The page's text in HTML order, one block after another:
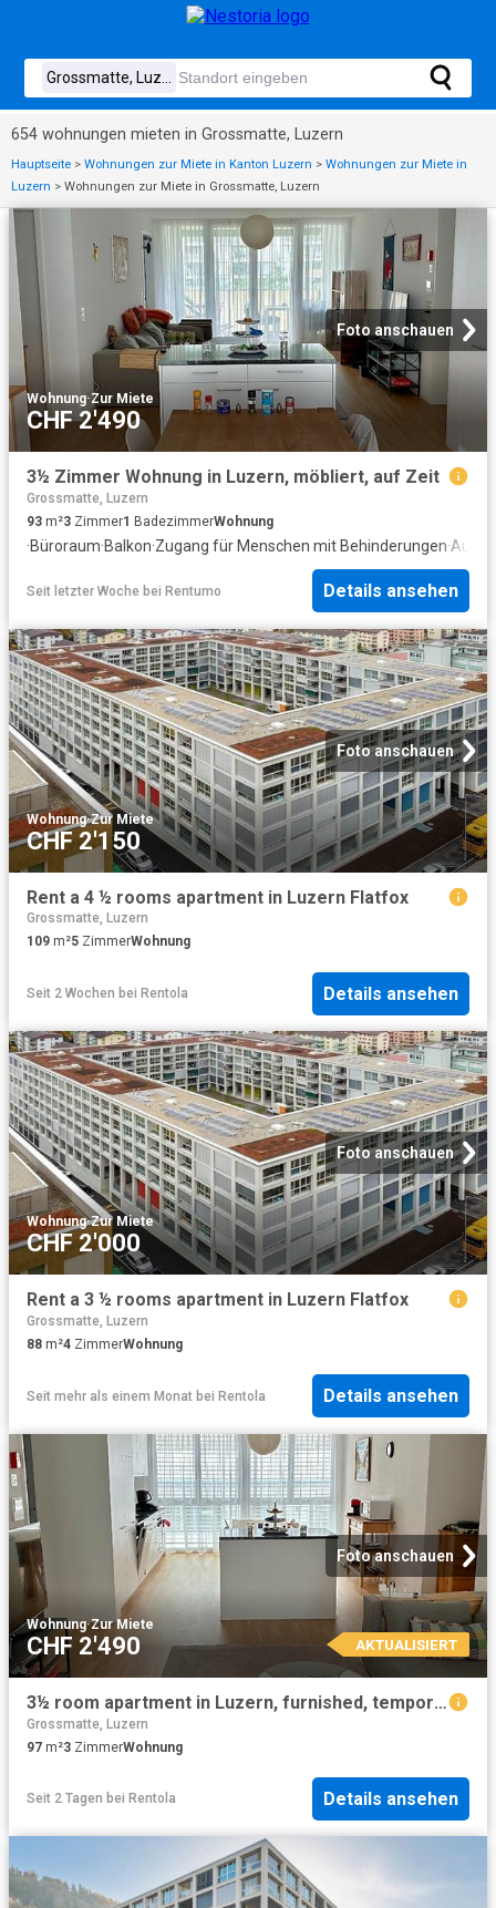
654 wohnungen mieten in Grossmatte, Luzern
Hauptseite > Wohnungen zur Miete in Kanton Luzern > Wohnungen zur Miete in
Luzern > Wohnungen zur Miete in Grossmatte, Luzern
Foto anschauen
Wohnung·Zur Miete
CHF 2'490
3½ Zimmer Wohnung in Luzern, möbliert, auf Zeit
Grossmatte, Luzern
93 m²3 Zimmer1 BadezimmerWohnung
·Büroraum·Balkon·Zugang für Menschen mit Behinderungen·
Seit letzter Woche bei Rentumo Details ansehen
Foto anschauen
Wohnung·Zur Miete
CHF 2'150
Rent a 4 ½ rooms apartment in Luzern Flatfox
Grossmatte, Luzern
109 m²5 ZimmerWohnung
Seit 2 Wochen bei Rentola Details ansehen
Foto anschauen
Wohnung·Zur Miete
CHF 2'000
Rent a 3 ½ rooms apartment in Luzern Flatfox
Grossmatte, Luzern
88 m²4 ZimmerWohnung
Seit mehr als einem Monat bei Rentola Details ansehen
Foto anschauen
Wohnung·Zur Miete
CHF 2'490 AKTUALISIERT
3½ room apartment in Luzern, furnished, temporary
Grossmatte, Luzern
97 m²3 ZimmerWohnung
Seit 2 Tagen bei Rentola Details ansehen